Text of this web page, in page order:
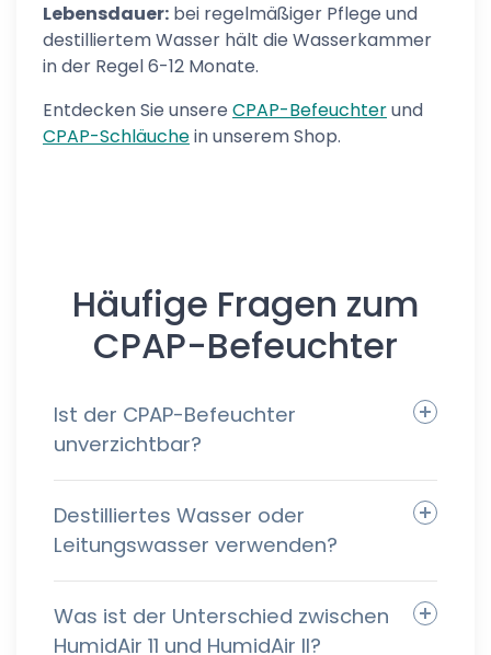
Lebensdauer: bei regelmäßiger Pflege und
destilliertem Wasser hält die Wasserkammer
in der Regel 6-12 Monate.
Entdecken Sie unsere CPAP-Befeuchterund
CPAP-Schläuchein unserem Shop.
Häufige Fragen zum
CPAP-Befeuchter
Ist der CPAP-Befeuchter
unverzichtbar?
Destilliertes Wasser oder
Leitungswasser verwenden?
Was ist der Unterschied zwischen
HumidAir 11 und HumidAir II?